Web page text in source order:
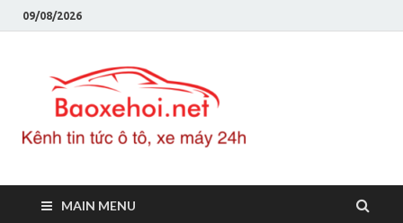
09/08/2026
MAIN MENU